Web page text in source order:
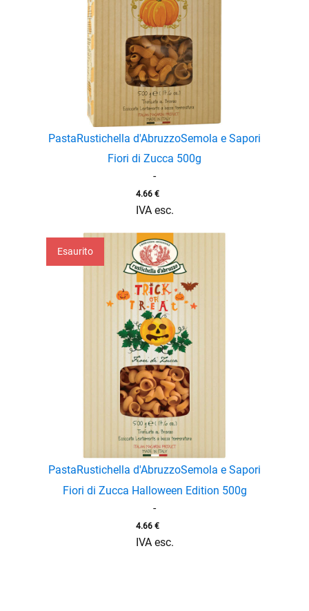
PastaRustichella d'AbruzzoSemola e Sapori
Fiori di Zucca 500g
-
4.66 €
IVA esc.
Esaurito
PastaRustichella d'AbruzzoSemola e Sapori
Fiori di Zucca Halloween Edition 500g
-
4.66 €
IVA esc.